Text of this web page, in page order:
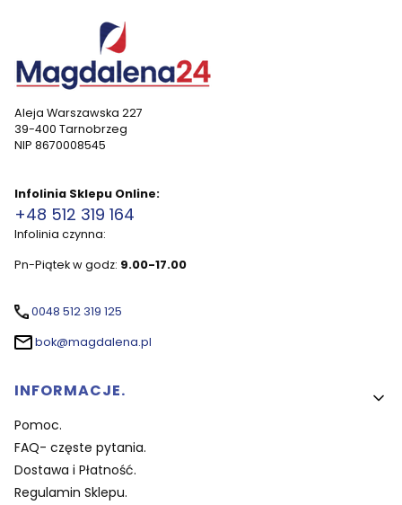
Aleja Warszawska 227
39-400 Tarnobrzeg
NIP 8670008545
Infolinia Sklepu Online:
+48 512 319 164
Infolinia czynna:
Pn-Piątek w godz: 9.00-17.00
0048 512 319 125
bok@magdalena.pl
Linki w stopce
INFORMACJE.
Pomoc.
FAQ- częste pytania.
Dostawa i Płatność.
Regulamin Sklepu.